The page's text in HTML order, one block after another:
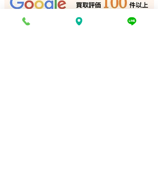
古川｜姫路の買取専門店